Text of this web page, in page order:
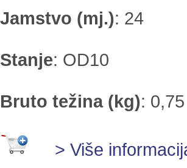
Jamstvo (mj.): 24
Stanje: OD10
Bruto težina (kg): 0,75
> Više